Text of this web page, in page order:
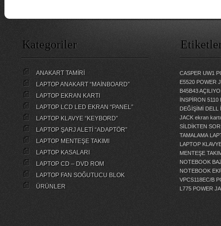
Kategoriler
ANAKART TAMİRİ
LAPTOP ANAKART “MAİNBOARD”
LAPTOP EKRAN KARTI
LAPTOP LCD LED EKRAN “PANEL”
LAPTOP KLAVYE “KEYBORD”
LAPTOP ŞARJ ALETİ “ADAPTÖR”
LAPTOP MENTEŞE TAKIMI
LAPTOP KASALARI
LAPTOP CD – DVD ROM
LAPTOP FAN SOĞUTUCU BLOK
ÜRÜNLER
CASPER UW1
E5520 POWER
B45B43
İNSPİRON
DEĞİŞİMİ
DELL
JACK ekran
SİLDİKTEN
TAMALAMA
LAPTOP
MENTEŞE
NOTEBOOK
NOTEBOOK
VPCS118EC/B
L775 POWER